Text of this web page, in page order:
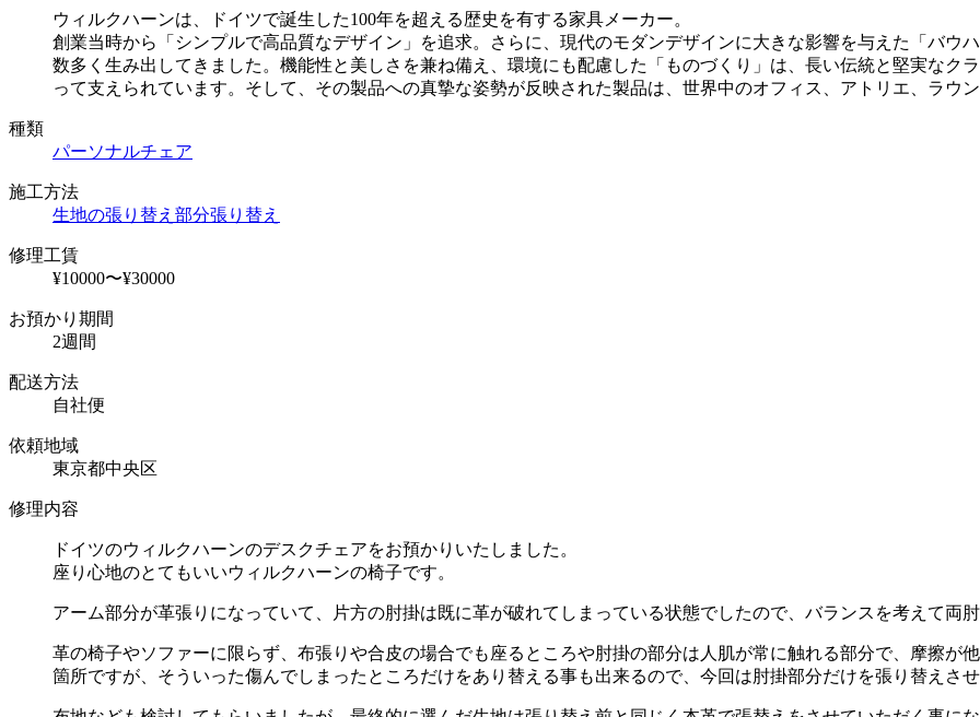
ウィルクハーンは、ドイツで誕生した100年を超える歴史を有する家具メーカー。
創業当時から「シンプルで高品質なデザイン」を追求。さらに、現代のモダンデザインに大きな影響を与えた「バウ
数多く生み出してきました。機能性と美しさを兼ね備え、環境にも配慮した「ものづくり」は、長い伝統と堅実なク
って支えられています。そして、その製品への真摯な姿勢が反映された製品は、世界中のオフィス、アトリエ、ラウ
種類
パーソナルチェア
施工方法
生地の張り替え 部分張り替え
修理工賃
¥10000〜¥30000
お預かり期間
2週間
配送方法
自社便
依頼地域
東京都中央区
修理内容
ドイツのウィルクハーンのデスクチェアをお預かりいたしました。
座り心地のとてもいいウィルクハーンの椅子です。
アーム部分が革張りになっていて、片方の肘掛は既に革が破れてしまっている状態でしたので、バランスを考えて両
革の椅子やソファーに限らず、布張りや合皮の場合でも座るところや肘掛の部分は人肌が常に触れる部分で、摩擦が
箇所ですが、そういった傷んでしまったところだけをあり替える事も出来るので、今回は肘掛部分だけを張り替えさせ